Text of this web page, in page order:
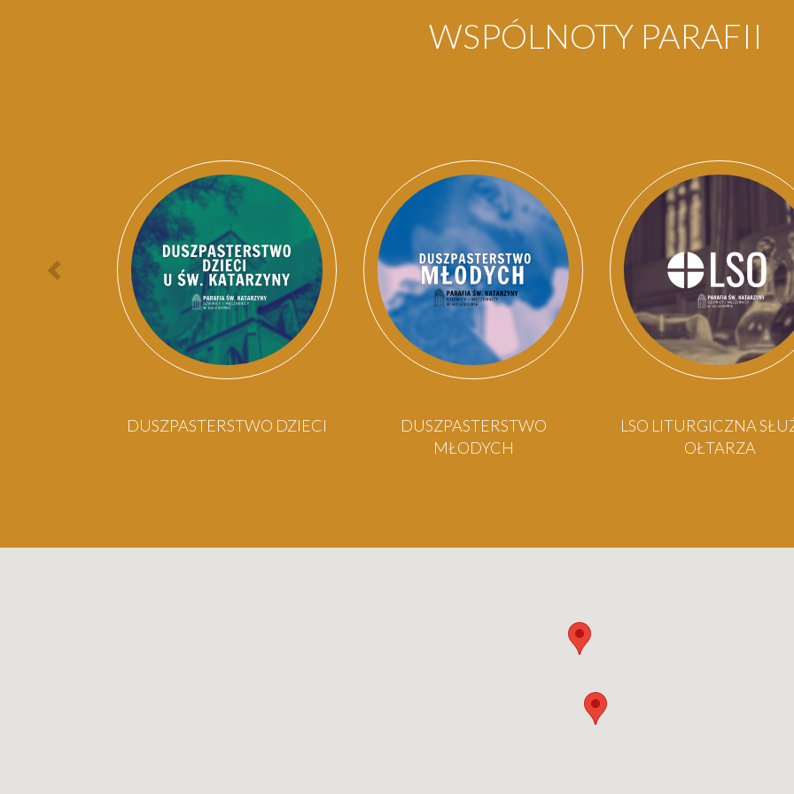
WSPÓLNOTY PARAFII
Poprzednia
osoba
DUSZPASTERSTWO DZIECI
DUSZPASTERSTWO
MŁODYCH
LSO LITURGICZNA
OŁTARZA